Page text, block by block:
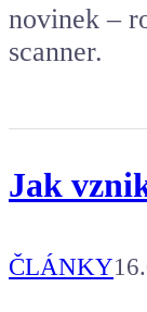
novinek –
scanner.
Jak
ČLÁNKY